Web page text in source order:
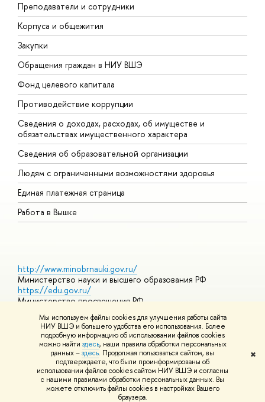
Мы используем файлы cookies для улучшения работы сайта
НИУ ВШЭ и большего удобства его использования. Более
подробную информацию об использовании файлов cookies
можно найти здесь, наши правила обработки персональных
данных –здесь. Продолжая пользоваться сайтом, вы
подтверждаете, что были проинформированы об
использовании файлов cookies сайтом НИУ ВШЭ и согласны
с нашими правилами обработки персональных данных. Вы
можете отключить файлы cookies в настройках Вашего
браузера.
✖
Преподаватели и сотрудники
Корпуса и общежития
Закупки
Обращения граждан в НИУ ВШЭ
Фонд целевого капитала
Противодействие коррупции
Сведения о доходах, расходах, об имуществе и
обязательствах имущественного характера
Сведения об образовательной организации
Людям с ограниченными возможностями здоровья
Единая платежная страница
Работа в Вышке
http://www.minobrnauki.gov.ru/
Министерство науки и высшего образования РФ
https://edu.gov.ru/
Министерство просвещения РФ
https://elearning.hse.ru/mooc
Массовые открытые онлайн-курсы
© НИУ ВШЭ 1993–2026 Адреса и контактыУсловия
использования материалов Политика конфиденциальности
Шрифты HSE Sans и HSE Slab разработаны вШколе дизайна НИУ